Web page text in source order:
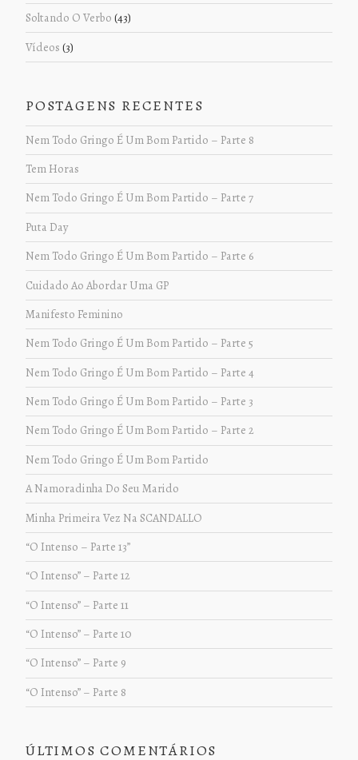
Soltando O Verbo (43)
Vídeos (3)
POSTAGENS RECENTES
Nem Todo Gringo É Um Bom Partido – Parte 8
Tem Horas
Nem Todo Gringo É Um Bom Partido – Parte 7
Puta Day
Nem Todo Gringo É Um Bom Partido – Parte 6
Cuidado Ao Abordar Uma GP
Manifesto Feminino
Nem Todo Gringo É Um Bom Partido – Parte 5
Nem Todo Gringo É Um Bom Partido – Parte 4
Nem Todo Gringo É Um Bom Partido – Parte 3
Nem Todo Gringo É Um Bom Partido – Parte 2
Nem Todo Gringo É Um Bom Partido
A Namoradinha Do Seu Marido
Minha Primeira Vez Na SCANDALLO
“O Intenso – Parte 13”
“O Intenso” – Parte 12
“O Intenso” – Parte 11
“O Intenso” – Parte 10
“O Intenso” – Parte 9
“O Intenso” – Parte 8
ÚLTIMOS COMENTÁRIOS